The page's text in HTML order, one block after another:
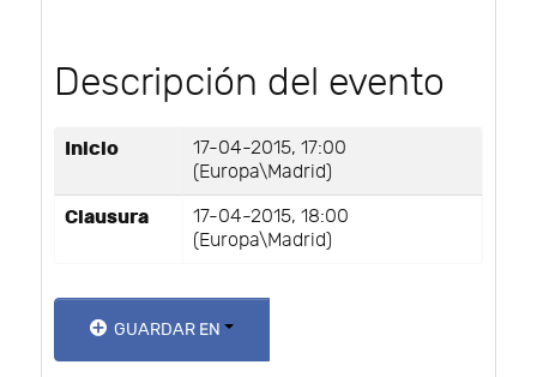
Descripción del evento
Inicio
17-04-2015, 17:00
(Europa\Madrid)
Clausura
17-04-2015, 18:00
(Europa\Madrid)
GUARDAR EN